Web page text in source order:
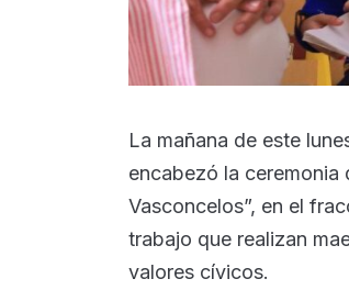
La mañana de este
encabezó la ceremonia
Vasconcelos”, en el
trabajo que realizan
valores cívicos.